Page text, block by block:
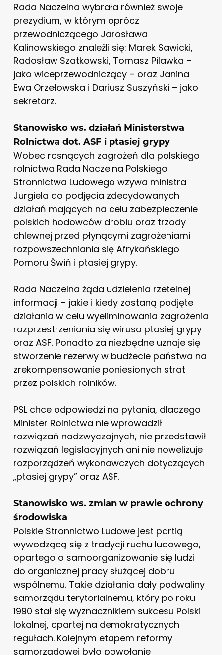
Rada Naczelna wybrała również swoje
prezydium, w którym oprócz
przewodniczącego Jarosława
Kalinowskiego znaleźli się: Marek Sawicki,
Radosław Szatkowski, Tomasz Pilawka –
jako wiceprzewodniczący – oraz Janina
Ewa Orzełowska i Dariusz Suszyński – jako
sekretarz.
Stanowisko ws. działań Ministerstwa
Rolnictwa dot. ASF i ptasiej grypy
Wobec rosnących zagrożeń dla polskiego
rolnictwa Rada Naczelna Polskiego
Stronnictwa Ludowego wzywa ministra
Jurgiela do podjęcia zdecydowanych
działań mających na celu zabezpieczenie
polskich hodowców drobiu oraz trzody
chlewnej przed płynącymi zagrożeniami
rozpowszechniania się Afrykańskiego
Pomoru Świń i ptasiej grypy.
Rada Naczelna żąda udzielenia rzetelnej
informacji – jakie i kiedy zostaną podjęte
działania w celu wyeliminowania zagrożenia
rozprzestrzeniania się wirusa ptasiej grypy
oraz ASF. Ponadto za niezbędne uznaje się
stworzenie rezerwy w budżecie państwa na
zrekompensowanie poniesionych strat
przez polskich rolników.
PSL chce odpowiedzi na pytania, dlaczego
Minister Rolnictwa nie wprowadził
rozwiązań nadzwyczajnych, nie przedstawił
rozwiązań legislacyjnych ani nie nowelizuje
rozporządzeń wykonawczych dotyczących
„ptasiej grypy” oraz ASF.
Stanowisko ws. zmian w prawie ochrony
środowiska
Polskie Stronnictwo Ludowe jest partią
wywodzącą się z tradycji ruchu ludowego,
opartego o samoorganizowanie się ludzi
do organicznej pracy służącej dobru
wspólnemu. Takie działania dały podwaliny
samorządu terytorialnemu, który po roku
1990 stał się wyznacznikiem sukcesu Polski
lokalnej, opartej na demokratycznych
regułach. Kolejnym etapem reformy
samorządowej było powołanie